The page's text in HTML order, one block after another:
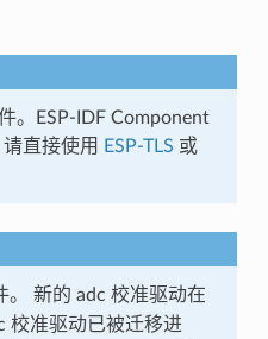
。ESP-IDF Component
直接使用
ESP-TLS 或
。 新的 adc 校准驱动在
校准驱动已被迁移进